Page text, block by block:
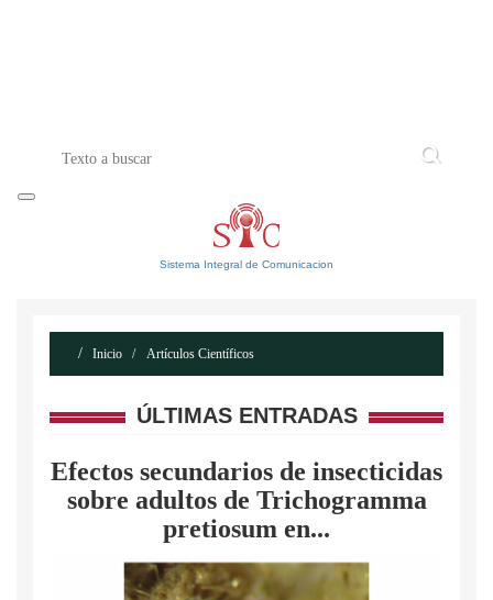
Sistema Integral de Comunicacion
Inicio Artículos Científicos
ÚLTIMAS ENTRADAS
Efectos secundarios de insecticidas
sobre adultos de Trichogramma
pretiosum en...